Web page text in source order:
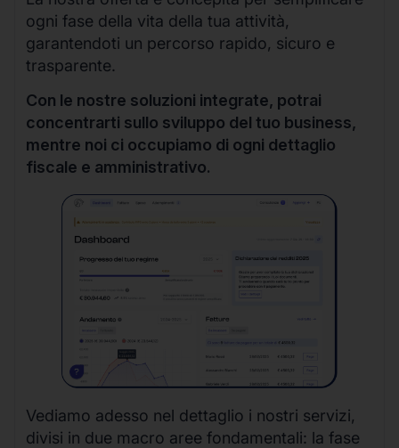
ogni fase della vita della tua attività,
garantendoti un percorso rapido, sicuro e
trasparente.
Con le nostre soluzioni integrate, potrai
concentrarti sullo sviluppo del tuo business,
mentre noi ci occupiamo di ogni dettaglio
fiscale e amministrativo.
Vediamo adesso nel dettaglio i nostri servizi,
divisi in due macro aree fondamentali: la fase